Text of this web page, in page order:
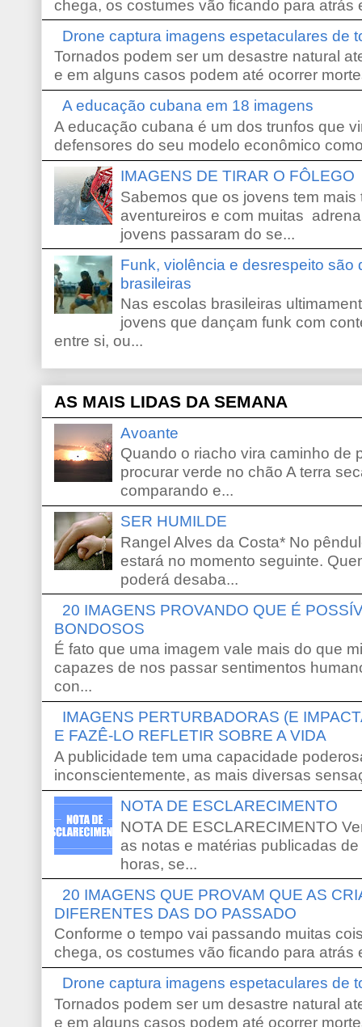
chega, os costumes vão ficando para atrás
Drone captura imagens espetaculares de
Tornados podem ser um desastre natural
e em alguns casos podem até ocorrer
A educação cubana em 18 imagens
A educação cubana é um dos trunfos que
defensores do seu modelo econômico
IMAGENS DE TIRAR O FÔLEGO
Sabemos que os jovens tem
aventureiros e com muitas
jovens passaram do se...
Funk, violência e desrespeito são
brasileiras
Nas escolas brasileiras
jovens que dançam funk com
entre si, ou...
AS MAIS LIDAS DA SEMANA
Avoante
Quando o riacho vira caminho de
procurar verde no chão A terra
comparando e...
SER HUMILDE
Rangel Alves da Costa* No
estará no momento seguinte.
poderá desaba...
20 IMAGENS PROVANDO QUE É
BONDOSOS
É fato que uma imagem vale mais do que
capazes de nos passar sentimentos
con...
IMAGENS PERTURBADORAS (E
E FAZÊ-LO REFLETIR SOBRE A VIDA
A publicidade tem uma capacidade
inconscientemente, as mais diversas
NOTA DE ESCLARECIMENTO
NOTA DE ESCLARECIMENTO
as notas e matérias publicadas
horas, se...
20 IMAGENS QUE PROVAM QUE AS
DIFERENTES DAS DO PASSADO
Conforme o tempo vai passando muitas
chega, os costumes vão ficando para atrás
Drone captura imagens espetaculares de
Tornados podem ser um desastre natural
e em alguns casos podem até ocorrer